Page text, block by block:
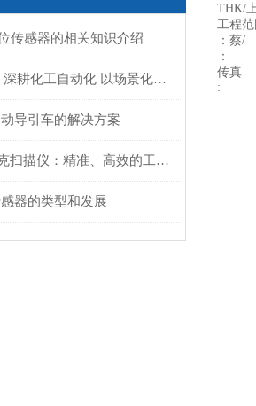
传感器的相关知识介绍
Festo：深耕化工自动化 以场景化方案筑牢安全与效率底线
导引车的解决方案
sick施克扫描仪：精准、高效的工业视觉解决方案
器的类型和发展
THK/
工程
：蔡/
：
传真
: